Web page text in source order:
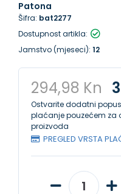
Patona
Šifra: bat2277
Dostupnost artikla:
Jamstvo (mjeseci): 12
294,98 Kn
Ostvarite dodatni
plaćanje pouzećem za
proizvoda
PREGLED VRSTA